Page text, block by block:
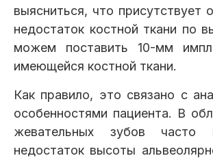
выясниться, что присутствует
недостаток костной ткани по
можем поставить 10-мм
имеющейся костной ткани.
Как правило, это связано с
особенностями пациента. В
жевательных зубов часто
недостаток высоты